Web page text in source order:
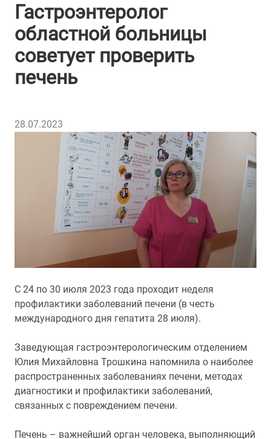
Гастроэнтеролог
областной больницы
советует проверить
печень
28.07.2023
С 24 по 30 июля 2023 года проходит неделя
профилактики заболеваний печени (в честь
международного дня гепатита 28 июля).
Заведующая гастроэнтерологическим отделением
Юлия Михайловна Трошкина напомнила о наиболее
распространенных заболеваниях печени, методах
диагностики и профилактики заболеваний,
связанных с повреждением печени.
Печень – важнейший орган человека, выполняющий